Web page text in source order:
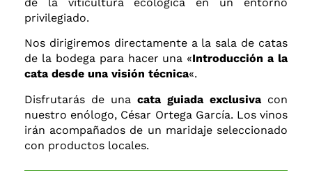
privilegiado.
Nos dirigiremos directamente a la sala de catas
de la bodega para hacer una «Introducción a la
cata desde una visión técnica«.
Disfrutarás de una cata guiada exclusiva con
nuestro enólogo, César Ortega García. Los vinos
irán acompañados de un maridaje seleccionado
con productos locales.